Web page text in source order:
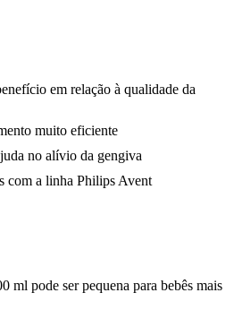
em relação à qualidade da
muito eficiente
no alívio da gengiva
com a linha Philips Avent
ml pode ser pequena para bebês mais